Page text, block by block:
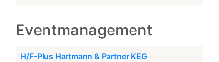
Eventmanagement
H/F-Plus Hartmann & Partner KEG